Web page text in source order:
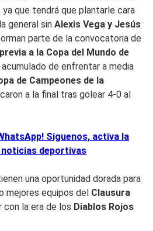
que tendrá que plantarle cara
general sin Alexis Vega y Jesús
parte de la convocatoria de
a la Copa del Mundo de
de enfrentar a media
de Campeones de la
a la final tras golear 4-0 al
Síguenos, activa la
deportivas
una oportunidad dorada para
mejores equipos del Clausura
con la era de los Diablos Rojos